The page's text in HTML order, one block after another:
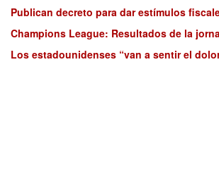
Publican decreto para dar estímulos
Champions League: Resultados de la
Los estadounidenses “van a sentir el